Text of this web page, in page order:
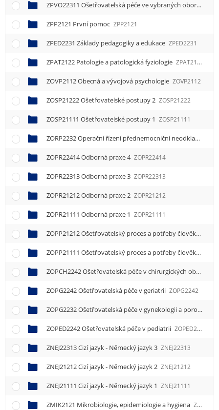
ZPVO22311 Ošetřovatelská péče ve vybraných oborech 1
ZPP2121 První pomoc ZPP2121
ZPED2231 Základy pedagogiky a edukace ZPED2231
ZPAT2122 Patologie a patologická fyziologie ZPAT2122
ZOVP2112 Obecná a vývojová psychologie ZOVP2112
ZOSP21222 Ošetřovatelské postupy 2 ZOSP21222
ZOSP21111 Ošetřovatelské postupy 1 ZOSP21111
ZORP2232 Operační řízení přednemocniční neodkladné péče
ZOPR22414 Odborná praxe 4 ZOPR22414
ZOPR22313 Odborná praxe 3 ZOPR22313
ZOPR21212 Odborná praxe 2 ZOPR21212
ZOPR21111 Odborná praxe 1 ZOPR21111
ZOPP21212 Ošetřovatelský proces a potřeby člověka 2
ZOPP21111 Ošetřovatelský proces a potřeby člověka 1
ZOPCH2242 Ošetřovatelská péče v chirurgických oborech a traumatologii
ZOPG2242 Ošetřovatelská péče v geriatrii ZOPG2242
ZOPG2232 Ošetřovatelská péče v gynekologii a porodnictví
ZOPED2242 Ošetřovatelská péče v pediatrii ZOPED2242
ZNEJ22313 Cizí jazyk - Německý jazyk 3 ZNEJ22313
ZNEJ21212 Cizí jazyk - Německý jazyk 2 ZNEJ21212
ZNEJ21111 Cizí jazyk - Německý jazyk 1 ZNEJ21111
ZMIK2121 Mikrobiologie, epidemiologie a hygiena ZMIK2121